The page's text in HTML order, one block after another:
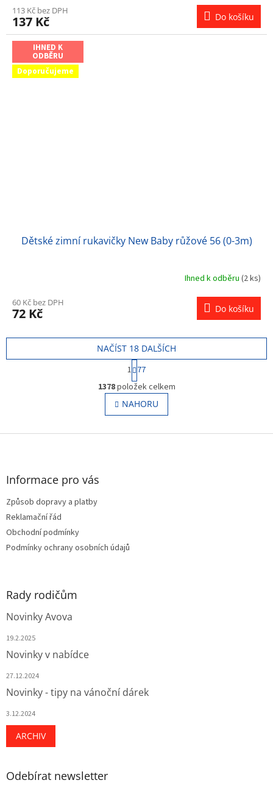
113 Kč bez DPH
137 Kč Do košíku
IHNED K
ODBĚRU
Doporučujeme
Dětské zimní rukavičky New Baby růžové 56 (0-3m)
Ihned k odběru (2 ks)
60 Kč bez DPH
72 Kč Do košíku
O
v
l
á
a
NAČÍST 18 DALŠÍCH
S
t
r
á
n
k
v
1 77
1378položek celkem
NAHORU
Z
Informace pro vás
Způsob dopravy a platby
Reklamační řád
Obchodní podmínky
Podmínky ochrany osobních údajů
Rady rodičům
Novinky Avova
19.2.2025
Novinky v nabídce
27.12.2024
Novinky - tipy na vánoční dárek
3.12.2024
ARCHIV
Odebírat newsletter